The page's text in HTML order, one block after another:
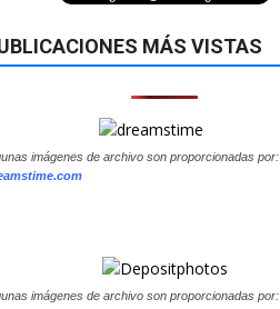
MÁS VISTAS
imágenes de archivo son proporcionadas por:
imágenes de archivo son proporcionadas por: